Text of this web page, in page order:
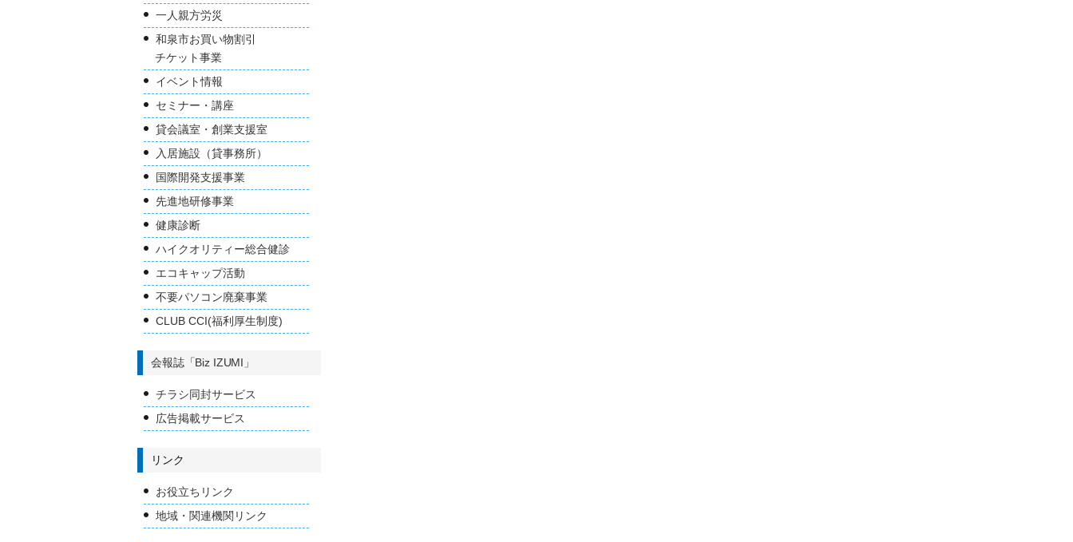
一人親方労災
和泉市お買い物割引
チケット事業
イベント情報
セミナー・講座
貸会議室・創業支援室
入居施設（貸事務所）
国際開発支援事業
先進地研修事業
健康診断
ハイクオリティー総合健診
エコキャップ活動
不要パソコン廃棄事業
CLUB CCI(福利厚生制度)
会報誌「Biz IZUMI」
チラシ同封サービス
広告掲載サービス
リンク
お役立ちリンク
地域・関連機関リンク